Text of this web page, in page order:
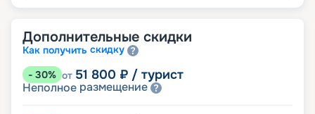
Дополнительные скидки
Как получить скидку
- 30% от 51 800 ₽ / турист
Неполное размещение